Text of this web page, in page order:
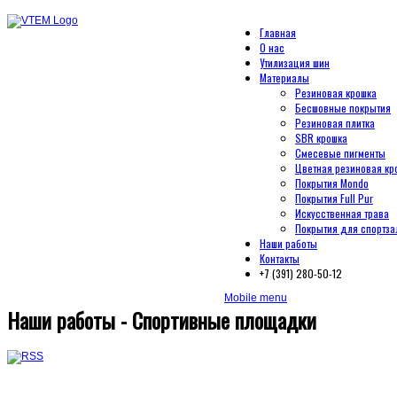
Главная
О нас
Утилизация шин
Материалы
Резиновая крошка
Бесшовные покрытия
Резиновая плитка
SBR крошка
Смесевые пигменты
Цветная резиновая
Покрытия Mondo
Покрытия Full Pur
Искусственная трава
Покрытия для
Наши работы
Контакты
+7 (391) 280-50-12
Mobile menu
Наши работы - Спортивные площадки